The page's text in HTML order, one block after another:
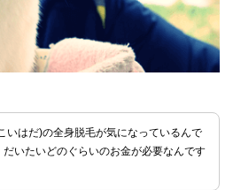
いはだ)の全身脱毛が気になっているんで
だいたいどのぐらいのお金が必要なんです